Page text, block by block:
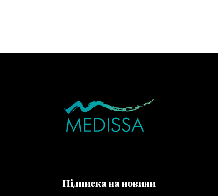
Підписка на новини